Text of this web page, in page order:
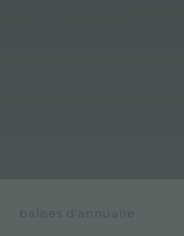
balises d'annuaire